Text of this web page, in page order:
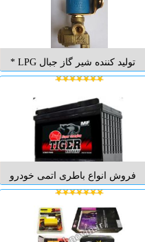
خودرو به وسیله کامپیوتر یا موبایل
شخصی خود خودرو را ردیابی نمایید
و علاوه بر آن با...
تولید کننده شیر گاز جبال LPG *
تولید کننده شیر برقی بنزین * تولید
هسته های رگولاتور - شیر گاز و
بنزین - فشار شکن CNG * توزیع
کننده رگولاتور و شیر مرکب ...
فروش انواع باطری اتمی خودرو
های سبک و سنگین با نازلترین قیمت
و بهترین کیفیت به همراه ضمانت
نامه معتبر Hexa - Solite - Platinum
- Daewoo - Hi ca- Delkor - Puma -